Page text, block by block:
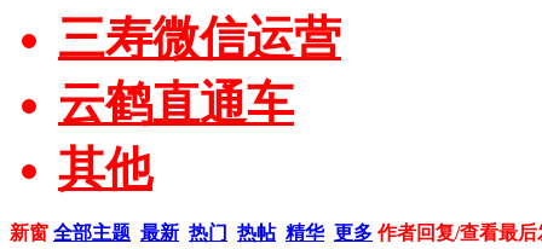
三寿微信运营
云鹤直通车
其他
新窗 全部主题 最新 热门 热帖 精华 更多 作者回复/查看最后